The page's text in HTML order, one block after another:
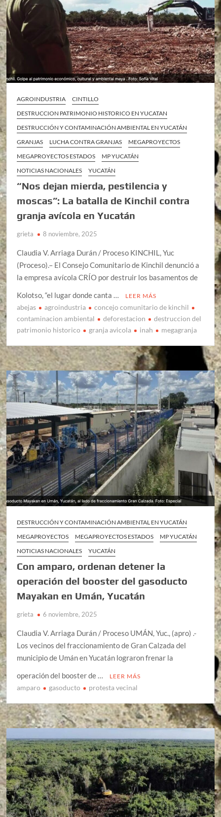
AGROINDUSTRIA
CINTILLO
DESTRUCCION PATRIMONIO HISTORICO EN YUCATAN
DESTRUCCIÓN Y CONTAMINACIÓN AMBIENTAL EN YUCATÁN
GRANJAS
LUCHA CONTRA GRANJAS
MEGAPROYECTOS
MEGAPROYECTOS ESTADOS
MP YUCATÁN
NOTICIAS NACIONALES
YUCATÁN
“Nos dejan mierda, pestilencia y
moscas”: La batalla de Kinchil contra
granja avícola en Yucatán
grieta 8 noviembre, 2025
Claudia V. Arriaga Durán / Proceso KINCHIL, Yuc
(Proceso).– El Consejo Comunitario de Kinchil denunció a
la empresa avícola CRÍO por destruir los basamentos de
Kolotso, “el lugar donde canta …
LEER MÁS
abejas agroindustria
concejo comunitario de kinchil
contaminacion ambiental
deforestacion
destruccion del
patrimonio historico
granja avicola inah megagranja
DESTRUCCIÓN Y CONTAMINACIÓN AMBIENTAL EN YUCATÁN
MEGAPROYECTOS
MEGAPROYECTOS ESTADOS
MP YUCATÁN
NOTICIAS NACIONALES
YUCATÁN
Con amparo, ordenan detener la
operación del booster del gasoducto
Mayakan en Umán, Yucatán
grieta 6 noviembre, 2025
Claudia V. Arriaga Durán / Proceso UMÁN, Yuc., (apro) .-
Los vecinos del fraccionamiento de Gran Calzada del
municipio de Umán en Yucatán lograron frenar la
operación del booster de …
LEER MÁS
amparo gasoducto protesta vecinal